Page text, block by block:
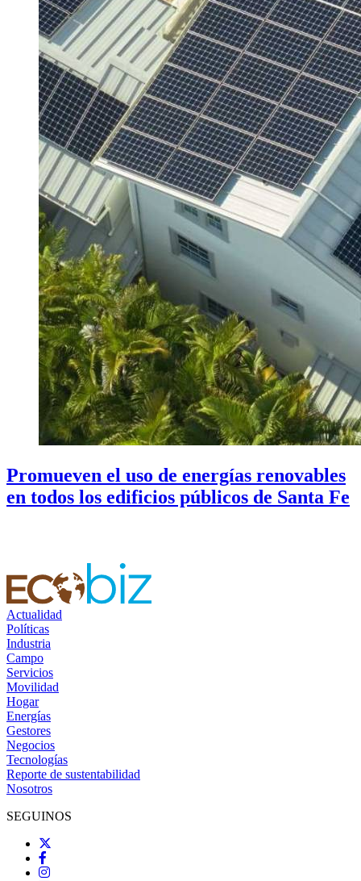
Promueven el uso de energías renovables
en todos los edificios públicos de Santa Fe
Actualidad
Políticas
Industria
Campo
Servicios
Movilidad
Hogar
Energías
Gestores
Negocios
Tecnologías
Reporte de sustentabilidad
Nosotros
SEGUINOS